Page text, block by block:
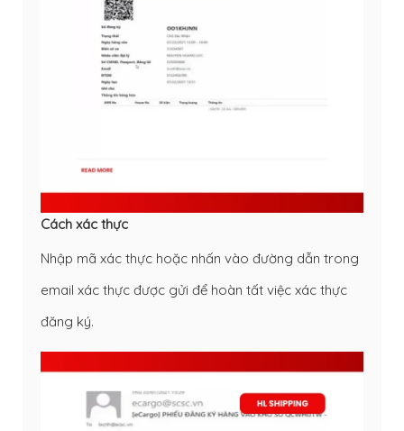
Cách xác thực
Nhập mã xác thực hoặc nhấn vào đường dẫn trong
email xác thực được gửi để hoàn tất việc xác thực
đăng ký.